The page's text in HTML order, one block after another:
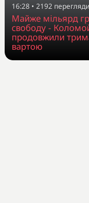
16:28 • 2192 перегляди
Майже мільярд
свободу -
продовжили
вартою